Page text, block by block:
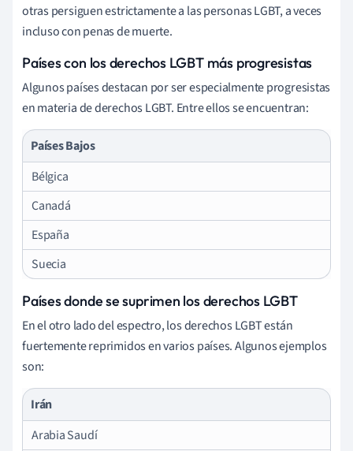
otras persiguen estrictamente a las personas LGBT, a veces
incluso con penas de muerte.
Países con los derechos LGBT más progresistas
Algunos países destacan por ser especialmente progresistas
en materia de derechos LGBT. Entre ellos se encuentran:
Países Bajos
Bélgica
Canadá
España
Suecia
Países donde se suprimen los derechos LGBT
En el otro lado del espectro, los derechos LGBT están
fuertemente reprimidos en varios países. Algunos ejemplos
son:
Irán
Arabia Saudí